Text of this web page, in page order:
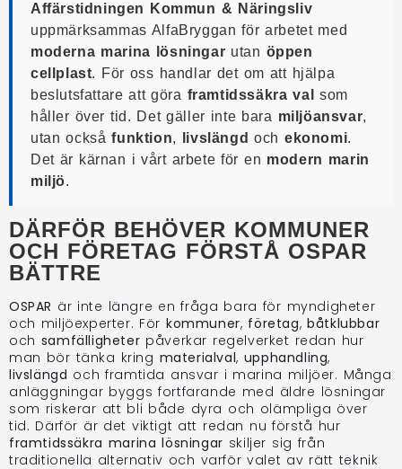
Affärstidningen Kommun & Näringsliv
uppmärksammas AlfaBryggan för arbetet med
moderna marina lösningar utan öppen
cellplast. För oss handlar det om att hjälpa
beslutsfattare att göra framtidssäkra val
som
håller över tid. Det gäller inte bara miljöansvar,
utan ocksåfunktion, livslängd ochekonomi.
Det är kärnan i vårt arbete för en modern marin
miljö.
DÄRFÖR BEHÖVER KOMMUNER
OCH FÖRETAG FÖRSTÅ OSPAR
BÄTTRE
OSPAR är inte längre en fråga bara för myndigheter
och miljöexperter. Förkommuner, företag,båtklubbar
och samfälligheter påverkar regelverket redan hur
man bör tänka kring materialval, upphandling,
livslängd och framtida ansvar i marina miljöer. Många
anläggningar byggs fortfarande med äldre lösningar
som riskerar att bli både dyra och olämpliga över
tid. Därför är det viktigt att redan nu förstå hur
framtidssäkra marina lösningar skiljer sig från
traditionella alternativ och varför valet av rätt teknik